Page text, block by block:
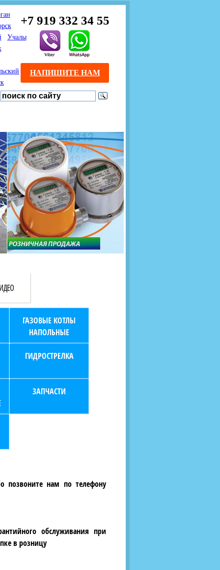
+7 919 332 34 55
Учалы
НАПИШИТЕ НАМ
Предлагаем взаимовыгодное
сотрудничество
монтажникам газового
оборудования. Если Вы
занимаетесь установкой
газового оборудования, мы
предлагаем Вам оптовые
цены и документарное
сопровождение Ваших
продаж (берем всю
бухгалтерию "на себя")
ГАЗОВЫЕ КОТЛЫ
НАПОЛЬНЫЕ
ГИДРОСТРЕЛКА
ЗАПЧАСТИ
позвоните нам по телефону
обслуживания при
в розницу